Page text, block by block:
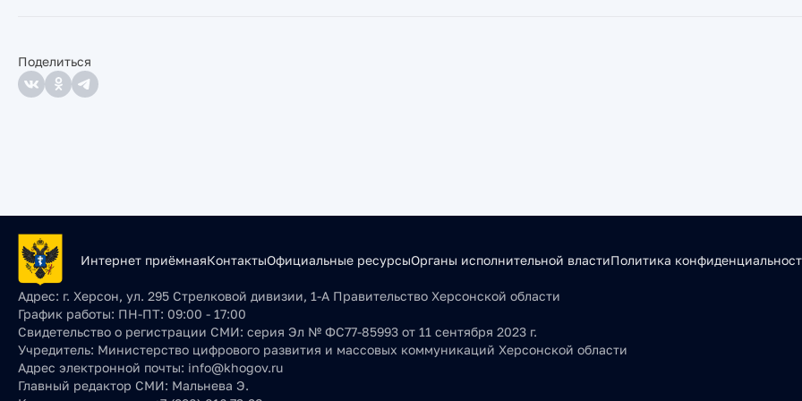
Поделиться
Интернет приёмнаяКонтактыОфициальные ресурсыОрганы исполнительной властиПолитика
Адрес: г. Херсон, ул. 295 Стрелковой дивизии, 1-А Правительство Херсонской области
График работы: ПН-ПТ: 09:00 - 17:00
Свидетельство о регистрации СМИ: серия Эл № ФС77-85993 от 11 сентября 2023 г.
Учредитель: Министерство цифрового развития и массовых коммуникаций Херсонской области
Адрес электронной почты: info@khogov.ru
Главный редактор СМИ: Мальнева Э.